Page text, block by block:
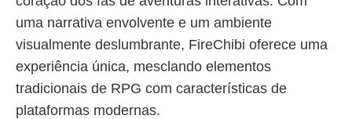
uma narrativa envolvente e um ambiente
visualmente deslumbrante, FireChibi oferece uma
experiência única, mesclando elementos
tradicionais de RPG com características de
plataformas modernas.